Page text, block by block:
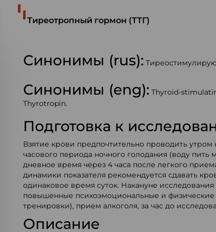
Тиреотропный гормон (ТТГ)
Синонимы (rus):
Синонимы (eng): Thyroid-
Thyrotropin.
Подготовка к
Взятие крови предпочтительно проводить утром
часового периода ночного голодания (воду пить
дневное время через 4 часа после легкого
динамики показателя рекомендуется сдавать
одинаковое время суток. Накануне
повышенные психоэмоциональные и физические
тренировки), прием алкоголя, за час до
Описание